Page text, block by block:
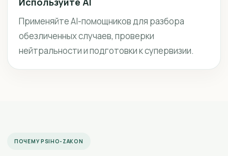
Применяйте AI-помощников для разбора
обезличенных случаев, проверки
нейтральности и подготовки к супервизии.
ПОЧЕМУ PSIHO-ZAKON